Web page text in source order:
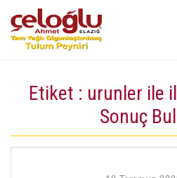
Etiket : urunler ile
Sonuç